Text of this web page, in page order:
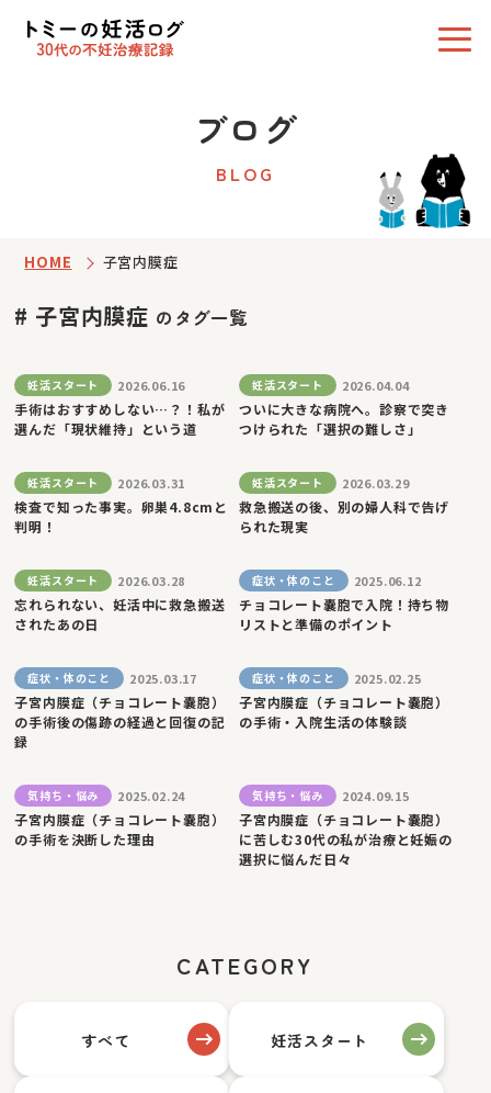
ブログ
BLOG
HOME 子宮内膜症
# 子宮内膜症 のタグ一覧
妊活スタート 2026.06.16
手術はおすすめしない…？！私が
選んだ「現状維持」という道
妊活スタート 2026.04.04
ついに大きな病院へ。診察で突き
つけられた「選択の難しさ」
妊活スタート 2026.03.31
検査で知った事実。卵巣4.8cmと
判明！
妊活スタート 2026.03.29
救急搬送の後、別の婦人科で告げ
られた現実
妊活スタート 2026.03.28
忘れられない、妊活中に救急搬送
されたあの日
症状・体のこと 2025.06.12
チョコレート嚢胞で入院！持ち物
リストと準備のポイント
症状・体のこと 2025.03.17
子宮内膜症（チョコレート嚢胞）
の手術後の傷跡の経過と回復の記
録
症状・体のこと 2025.02.25
子宮内膜症（チョコレート嚢胞）
の手術・入院生活の体験談
気持ち・悩み 2025.02.24
子宮内膜症（チョコレート嚢胞）
の手術を決断した理由
気持ち・悩み 2024.09.15
子宮内膜症（チョコレート嚢胞）
に苦しむ30代の私が治療と妊娠の
選択に悩んだ日々
CATEGORY
すべて 妊活スタート